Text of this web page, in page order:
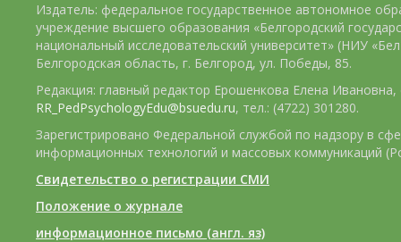
Издатель: федеральное государственное автономное
учреждение высшего образования «Белгородский
национальный исследовательский университет» (НИУ
Белгородская область, г. Белгород, ул. Победы, 85.
Редакция: главный редактор Ерошенкова Елена Ивановна,
RR_PedPsychologyEdu@bsuedu.ru, тел.: (4722) 301280.
Зарегистрировано Федеральной службой по надзору в
информационных технологий и массовых коммуникаций
Свидетельство о регистрации СМИ
Положение о журнале
информационное письмо (англ. яз)